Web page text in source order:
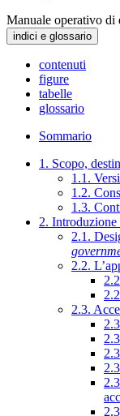
Manuale operativo di
indici e glossario
contenuti
figure
tabelle
glossario
Sommario
1. Scopo,
1.1.
1.2.
1.3.
2.
2.1.
2.2.
2.3.